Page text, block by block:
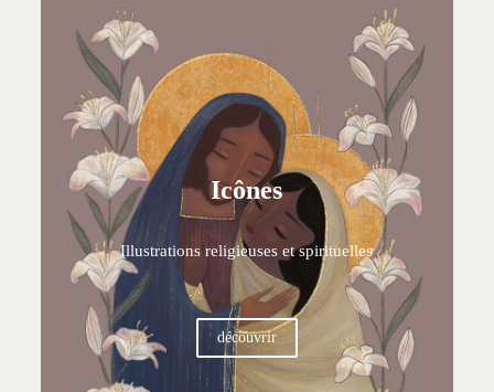
Icônes
Illustrations religieuses et spirituelles
découvrir